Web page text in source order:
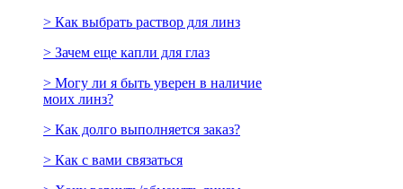
> Как выбрать раствор для линз
> Зачем еще капли для глаз
> Могу ли я быть уверен в наличие
моих линз?
> Как долго выполняется заказ?
> Как с вами связаться